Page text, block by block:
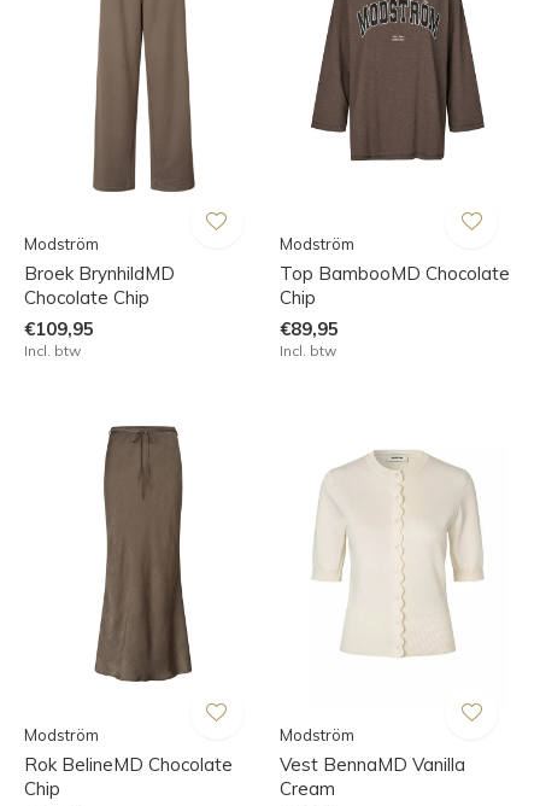
Modström
Broek BrynhildMD
Chocolate Chip
€109,95
Incl. btw
Modström
Top BambooMD Chocolate
Chip
€89,95
Incl. btw
Modström
Rok BelineMD Chocolate
Chip
Modström
Vest BennaMD Vanilla
Cream